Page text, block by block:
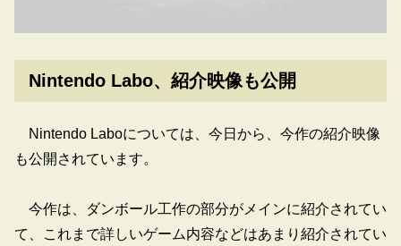
Nintendo Labo、紹介映像も公開
Nintendo Laboについては、今日から、今作の紹介映像
も公開されています。
今作は、ダンボール工作の部分がメインに紹介されてい
て、これまで詳しいゲーム内容などはあまり紹介されてい